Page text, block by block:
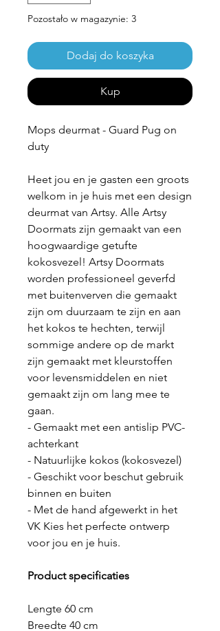
Pozostało w magazynie: 3
Dodaj do koszyka
Kup
Mops deurmat - Guard Pug on
duty
Heet jou en je gasten een groots
welkom in je huis met een design
deurmat van Artsy. Alle Artsy
Doormats zijn gemaakt van een
hoogwaardige getufte
kokosvezel! Artsy Doormats
worden professioneel geverfd
met buitenverven die gemaakt
zijn om duurzaam te zijn en aan
het kokos te hechten, terwijl
sommige andere op de markt
zijn gemaakt met kleurstoffen
voor levensmiddelen en niet
gemaakt zijn om lang mee te
gaan.
- Gemaakt met een antislip PVC-
achterkant
- Natuurlijke kokos (kokosvezel)
- Geschikt voor beschut gebruik
binnen en buiten
- Met de hand afgewerkt in het
VK Kies het perfecte ontwerp
voor jou en je huis.
Product specificaties
Lengte 60 cm
Breedte 40 cm